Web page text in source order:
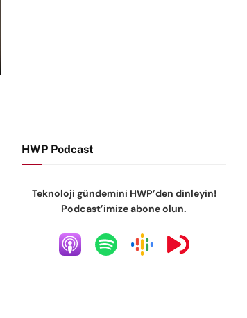
HWP Podcast
Teknoloji gündemini HWP’den dinleyin!
Podcast’imize abone olun.